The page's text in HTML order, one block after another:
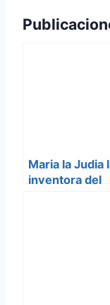
Maria la Judia
inventora del